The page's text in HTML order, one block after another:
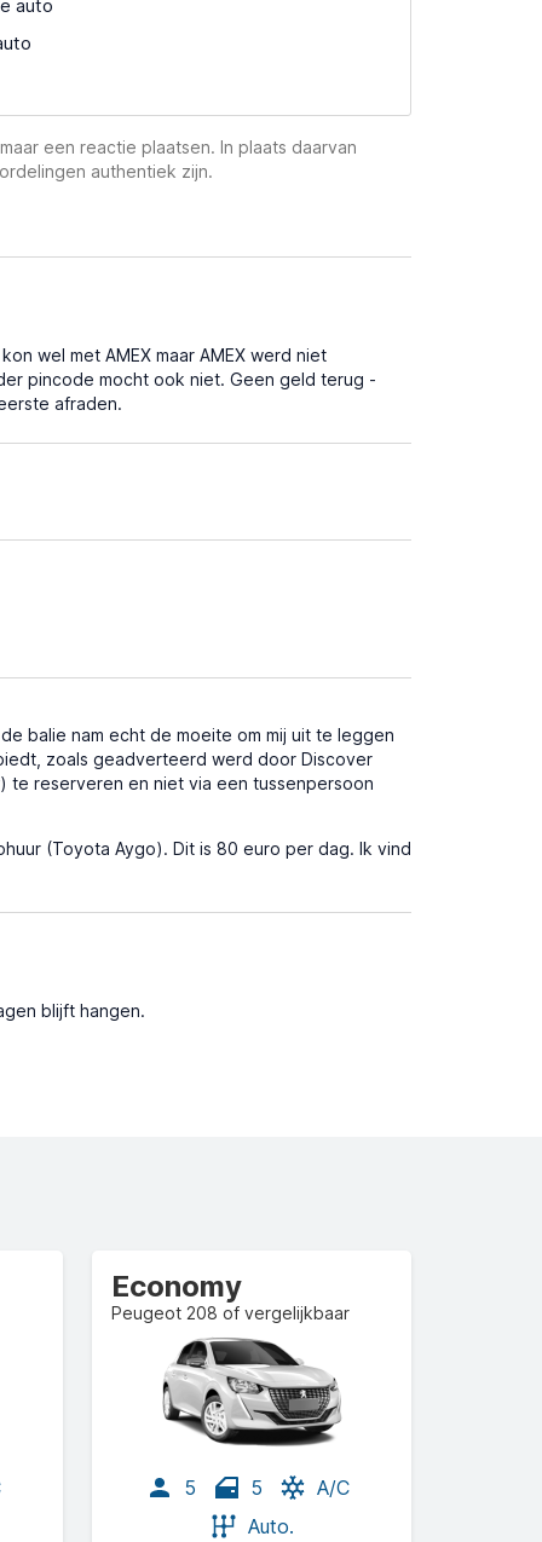
auto
een reactie plaatsen. In plaats daarvan
authentiek zijn.
wel met AMEX maar AMEX werd niet
pincode mocht ook niet. Geen geld terug -
afraden.
balie nam echt de moeite om mij uit te leggen
zoals geadverteerd werd door Discover
te reserveren en niet via een tussenpersoon
(Toyota Aygo). Dit is 80 euro per dag. Ik vind
blijft hangen.
Economy
Peugeot 208 of vergelijkbaar
5 5
A/C
Auto.